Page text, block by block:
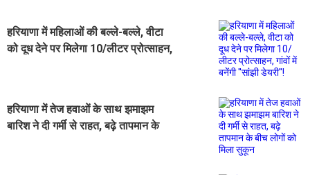
हरियाणा में महिलाओं की बल्ले-बल्ले, वीटा
को दूध देने पर मिलेगा 10/लीटर प्रोत्साहन,
हरियाणा में तेज हवाओं के साथ झमाझम
बारिश ने दी गर्मी से राहत, बढ़े तापमान के